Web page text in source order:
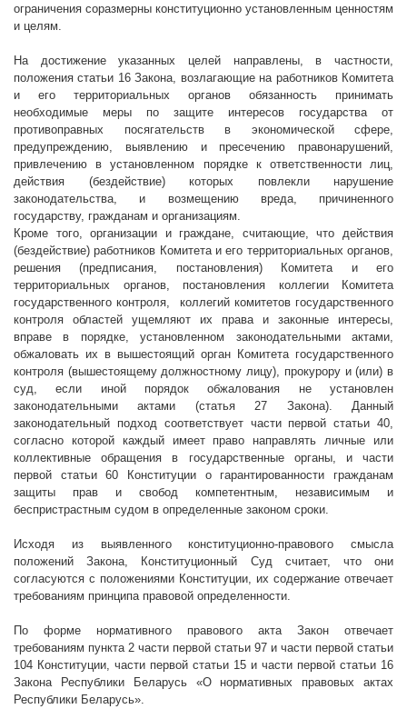
ограничения соразмерны конституционно установленным ценностям
и целям.
На достижение указанных целей направлены, в частности,
положения статьи 16 Закона, возлагающие на работников Комитета
и его территориальных органов обязанность принимать
необходимые меры по защите интересов государства от
противоправных посягательств в экономической сфере,
предупреждению, выявлению и пресечению правонарушений,
привлечению в установленном порядке к ответственности лиц,
действия (бездействие) которых повлекли нарушение
законодательства, и возмещению вреда, причиненного
государству, гражданам и организациям.
Кроме того, организации и граждане, считающие, что действия
(бездействие) работников Комитета и его территориальных органов,
решения (предписания, постановления) Комитета и его
территориальных органов, постановления коллегии Комитета
государственного контроля,
коллегий комитетов государственного
контроля областей ущемляют их права и законные интересы,
вправе в порядке, установленном законодательными актами,
обжаловать их в вышестоящий орган Комитета государственного
контроля (вышестоящему должностному лицу), прокурору и (или) в
суд, если иной порядок обжалования не установлен
законодательными актами (статья 27 Закона).
Данный
законодательный подход соответствует части первой статьи 40,
согласно которой каждый имеет право направлять личные или
коллективные обращения в государственные органы, и части
первой статьи 60 Конституции о гарантированности гражданам
защиты прав и свобод компетентным, независимым и
беспристрастным судом в определенные законом сроки.
Исходя из выявленного конституционно-правового смысла
положений Закона, Конституционный Суд считает, что они
согласуются с положениями Конституции, их содержание отвечает
требованиям принципа правовой определенности.
По форме нормативного правового акта Закон отвечает
требованиям пункта 2 части первой статьи 97 и части первой статьи
104 Конституции, части первой статьи 15 и части первой статьи 16
Закона Республики Беларусь «О нормативных правовых актах
Республики Беларусь».